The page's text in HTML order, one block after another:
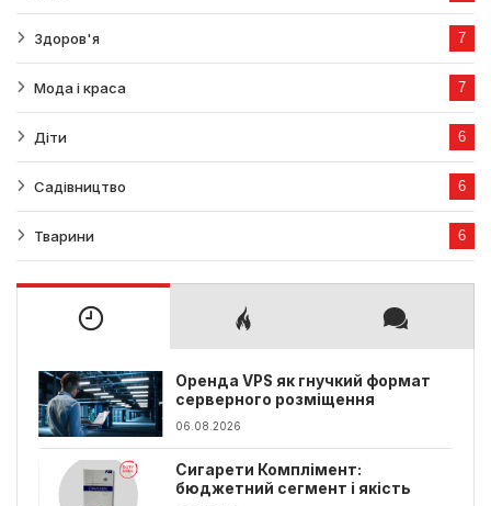
Здоров'я 7
Мода і краса 7
Діти 6
Садівництво 6
Тварини 6
Оренда VPS як гнучкий формат
серверного розміщення
06.08.2026
Сигарети Комплімент:
бюджетний сегмент і якість